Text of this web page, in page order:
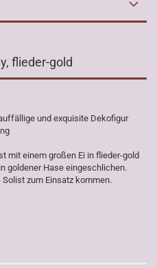
flieder-gold
und exquisite Dekofigur
mit einem großen Ei in flieder-gold
goldener Hase eingeschlichen.
zum Einsatz kommen.